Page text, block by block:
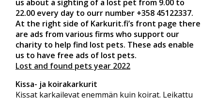
us about a sighting of a lost pet from 9.00 to
22.00 every day to ourr number +358 45122337.
At the right side of Karkurit.fi’s front page there
are ads from various firms who support our
charity to help find lost pets. These ads enable
us to have free ads of lost pets.
Lost and found pets year 2022
Kissa- ja koirakarkurit
Kissat karkailevat enemmän kuin koirat. Leikattu